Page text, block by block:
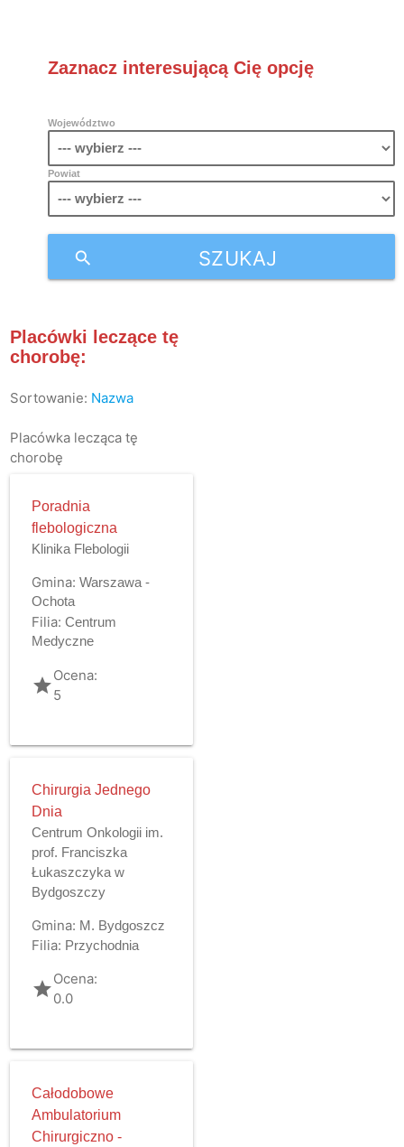
Zaznacz interesującą Cię opcję
Województwo
Powiat
SZUKAJ
search
Placówki leczące tę
chorobę:
Sortowanie: Nazwa
Placówka lecząca tę
chorobę
Poradnia
flebologiczna
Klinika Flebologii
Gmina: Warszawa -
Ochota
Filia: Centrum
Medyczne
gradeOcena:
5
Chirurgia Jednego
Dnia
Centrum Onkologii im.
prof. Franciszka
Łukaszczyka w
Bydgoszczy
Gmina: M. Bydgoszcz
Filia: Przychodnia
gradeOcena:
0.0
Całodobowe
Ambulatorium
Chirurgiczno -